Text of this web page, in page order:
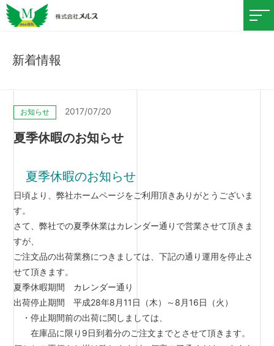
新着情報
お知らせ 2017/07/20
夏季休暇のお知らせ
夏季休暇のお知らせ
日頃より、弊社ホームページをご利用頂きありがとうございま
す。
さて、弊社での夏季休業はカレンダー通りで営業させて頂きま
すが、
ご注文品の出荷業務につきましては、下記の通り運用を停止さ
せて頂きます。
夏季休暇期間 カレンダー通り
出荷停止期間 平成28年8月11日（木）～8月16日（火）
・停止期間前の出荷に関しましては、
在庫品に限り9日到着分のご注文までとさせて頂きます。